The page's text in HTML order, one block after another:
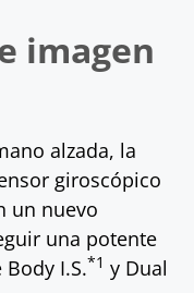
imagen
alzada, la
giroscópico
un nuevo
una potente
I.S.*1 y Dual